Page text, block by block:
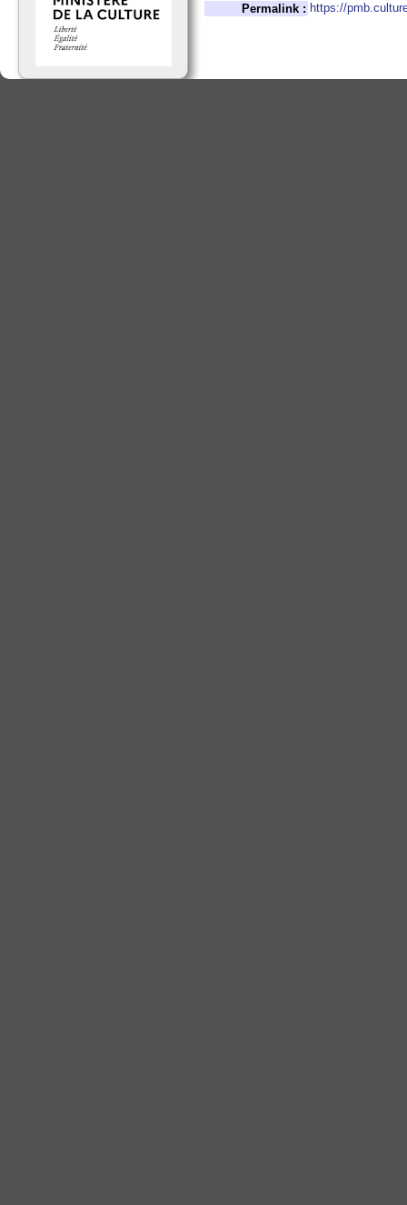
Permalink : https://